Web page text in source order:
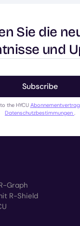
Sie die
und
Subscribe
the HYCU Abonnementvertrag
Datenschutzbestimmungen .
Graph
R-Shield